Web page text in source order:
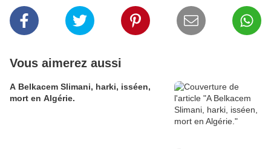
Vous aimerez aussi
A Belkacem Slimani, harki, isséen,
mort en Algérie.